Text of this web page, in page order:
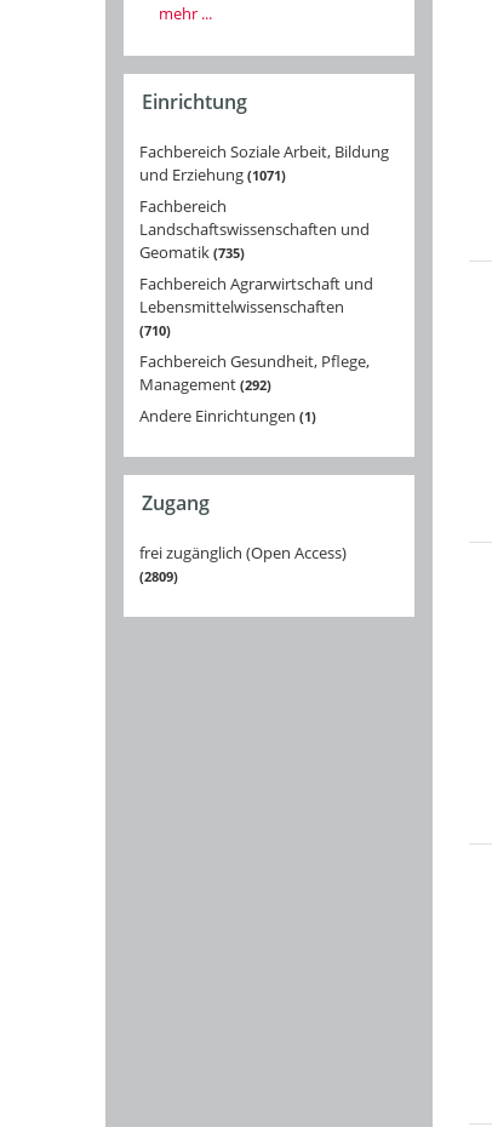
mehr ...
Einrichtung
Fachbereich Soziale Arbeit, Bildung
und Erziehung 1071
Fachbereich
Landschaftswissenschaften und
Geomatik 735
Fachbereich Agrarwirtschaft und
Lebensmittelwissenschaften
710
Fachbereich Gesundheit, Pflege,
Management 292
Andere Einrichtungen 1
Zugang
frei zugänglich (Open Access)
2809